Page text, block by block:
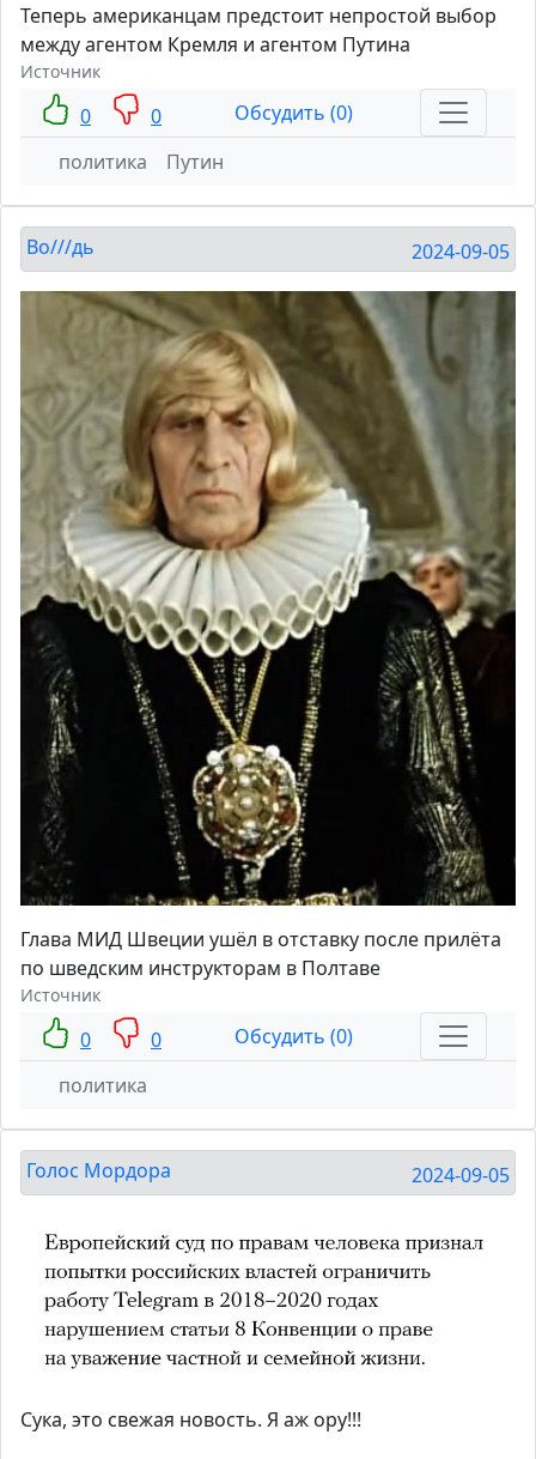
Теперь американцам предстоит непростой выбор
между агентом Кремля и агентом Путина
Источник
0 0
Обсудить (0)
политика
Путин
Во///дь 2024-09-05
Глава МИД Швеции ушёл в отставку после прилёта
по шведским инструкторам в Полтаве
Источник
0 0
Обсудить (0)
политика
Голос Мордора 2024-09-05
Сука, это свежая новость. Я аж ору!!!